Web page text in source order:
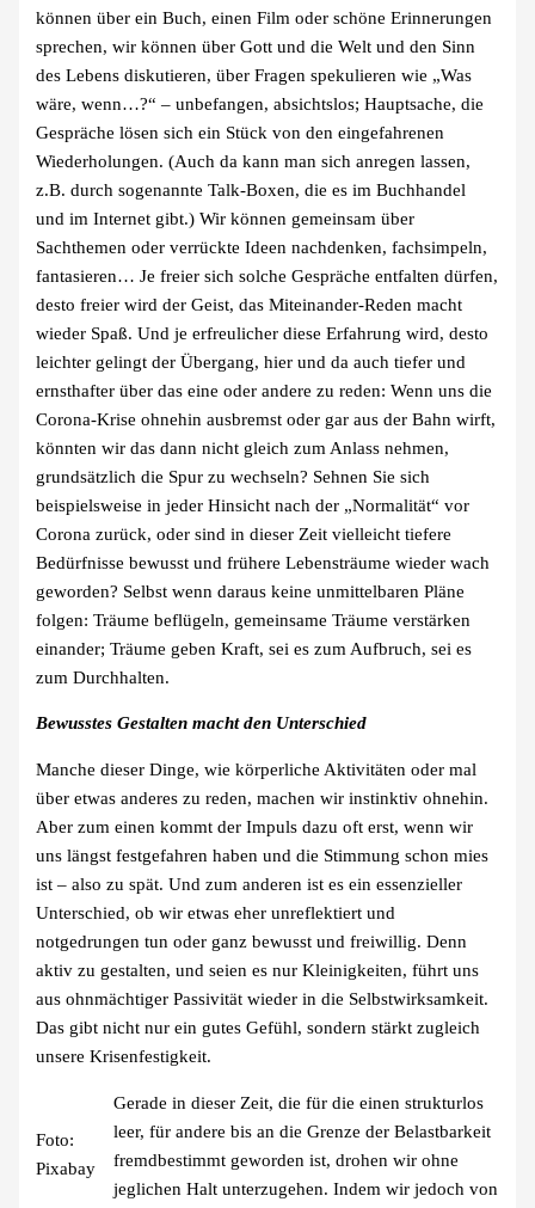
können über ein Buch, einen Film oder schöne Erinnerungen
sprechen, wir können über Gott und die Welt und den Sinn
des Lebens diskutieren, über Fragen spekulieren wie „Was
wäre, wenn…?“ – unbefangen, absichtslos; Hauptsache, die
Gespräche lösen sich ein Stück von den eingefahrenen
Wiederholungen. (Auch da kann man sich anregen lassen,
z.B. durch sogenannte Talk-Boxen, die es im Buchhandel
und im Internet gibt.) Wir können gemeinsam über
Sachthemen oder verrückte Ideen nachdenken, fachsimpeln,
fantasieren… Je freier sich solche Gespräche entfalten dürfen,
desto freier wird der Geist, das Miteinander-Reden macht
wieder Spaß. Und je erfreulicher diese Erfahrung wird, desto
leichter gelingt der Übergang, hier und da auch tiefer und
ernsthafter über das eine oder andere zu reden: Wenn uns die
Corona-Krise ohnehin ausbremst oder gar aus der Bahn wirft,
könnten wir das dann nicht gleich zum Anlass nehmen,
grundsätzlich die Spur zu wechseln? Sehnen Sie sich
beispielsweise in jeder Hinsicht nach der „Normalität“ vor
Corona zurück, oder sind in dieser Zeit vielleicht tiefere
Bedürfnisse bewusst und frühere Lebensträume wieder wach
geworden? Selbst wenn daraus keine unmittelbaren Pläne
folgen: Träume beflügeln, gemeinsame Träume verstärken
einander; Träume geben Kraft, sei es zum Aufbruch, sei es
zum Durchhalten.
Bewusstes Gestalten macht den Unterschied
Manche dieser Dinge, wie körperliche Aktivitäten oder mal
über etwas anderes zu reden, machen wir instinktiv ohnehin.
Aber zum einen kommt der Impuls dazu oft erst, wenn wir
uns längst festgefahren haben und die Stimmung schon mies
ist – also zu spät. Und zum anderen ist es ein essenzieller
Unterschied, ob wir etwas eher unreflektiert und
notgedrungen tun oder ganz bewusst und freiwillig. Denn
aktiv zu gestalten, und seien es nur Kleinigkeiten, führt uns
aus ohnmächtiger Passivität wieder in die Selbstwirksamkeit.
Das gibt nicht nur ein gutes Gefühl, sondern stärkt zugleich
unsere Krisenfestigkeit.
Foto:
Pixabay
Gerade in dieser Zeit, die für die einen strukturlos
leer, für andere bis an die Grenze der Belastbarkeit
fremdbestimmt geworden ist, drohen wir ohne
jeglichen Halt unterzugehen. Indem wir jedoch von